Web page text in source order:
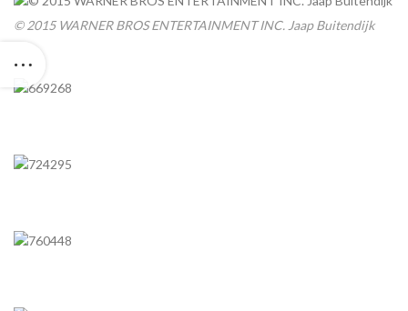
© 2015 WARNER BROS ENTERTAINMENT INC. Jaap Buitendijk